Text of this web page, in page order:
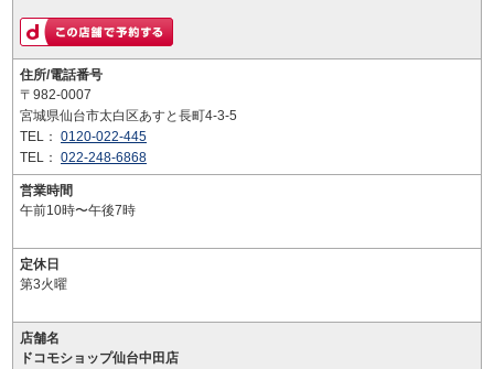
住所/電話番号
〒982-0007
宮城県仙台市太白区あすと長町4-3-5
TEL： 0120-022-445
TEL： 022-248-6868
営業時間
午前10時〜午後7時
定休日
第3火曜
店舗名
ドコモショップ仙台中田店